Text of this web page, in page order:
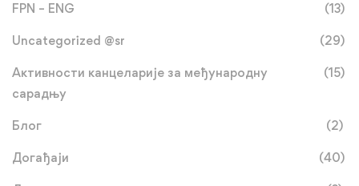
FPN – ENG (13)
Uncategorized @sr (29)
Активности канцеларије за међународну
сарадњу
(15)
Блог (2)
Догађаји (40)